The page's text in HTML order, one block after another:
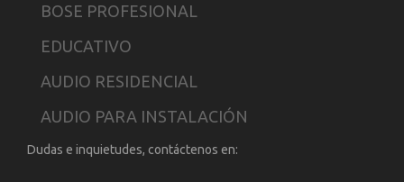
BOSE PROFESIONAL
EDUCATIVO
AUDIO RESIDENCIAL
AUDIO PARA INSTALACIÓN
Dudas e inquietudes, contáctenos en: